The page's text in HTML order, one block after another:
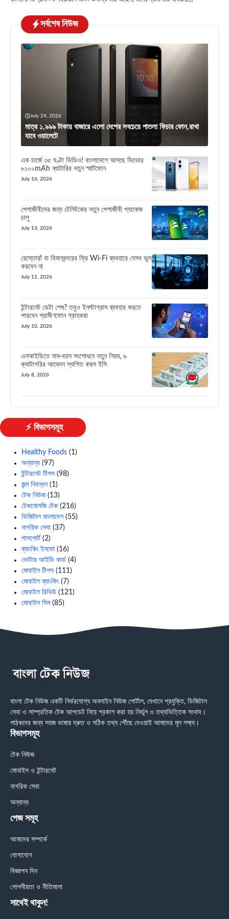
সর্বশেষ নিউজ
July 24, 2026
মাত্র ১,৯৯৯ টাকায় বাজারে এলো দেশের সবচেয়ে পাতলা ফিচার ফোন,রাখা
যাবে ওয়ালেটে
এক চার্জে ৩৫ ঘণ্টা ভিডিও! বাংলাদেশে আসছে ভিভোর
৮১০০mAh ব্যাটারির নতুন স্মার্টফোন
July 16, 2026
পেশাজীবীদের জন্য টেলিটকের নতুন পেশাজীবী প্যাকেজ
চালু
July 13, 2026
রেস্তোরাঁ বা বিমানবন্দরের ফ্রি Wi-Fi ব্যবহারে যেসব ভুল
করবেন না
July 11, 2026
ইন্টারনেট ডেটা শেষ? তবুও ইনস্টাগ্রাম ব্যবহার করতে
পারবেন গ্রামীণফোন গ্রাহকরা
July 10, 2026
এনআইডিতে নাম-বয়স সংশোধনে নতুন নিয়ম, ৬
ক্যাটাগরির আবেদন স্থগিত করল ইসি
July 8, 2026
⚡ বিভাগসমূহ
Healthy Foods (1)
অন্যান্য (97)
ইন্টারনেট টিপস (98)
জন্ম নিবন্ধন(1)
টেক নিউজ(13)
টেকনোলজি টেক (216)
ডিজিটাল বাংলাদেশ(55)
নাগরিক সেবা (37)
পাসপোর্ট (2)
ব্যাংকিং ইনফো (16)
ভোটার আইডি কার্ড (4)
মোবাইল টিপস (111)
মোবাইল ব্যাংকিং (7)
মোবাইল রিভিউ (121)
মোবাইল সিম(85)
বাংলা টেক নিউজ একটি নির্ভরযোগ্য অনলাইন নিউজ পোর্টাল, যেখানে প্রযুক্তি, ডিজিটাল
সেবা ও সাম্প্রতিক টেক আপডেট নিয়ে প্রকাশ করা হয় নির্ভুল ও তথ্যভিত্তিক সংবাদ।
পাঠকদের জন্য সহজ ভাষায় দ্রুত ও সঠিক তথ্য পৌঁছে দেওয়াই আমাদের মূল লক্ষ্য।
বিভাগসমূহ
টেক নিউজ
মোবাইল ও ইন্টারনেট
নাগরিক সেবা
অন্যান্য
পেজ সমূহ
আমাদের সম্পর্কে
যোগাযোগ
বিজ্ঞাপন দিন
গোপনীয়তা ও নীতিমালা
সাথেই থাকুন!